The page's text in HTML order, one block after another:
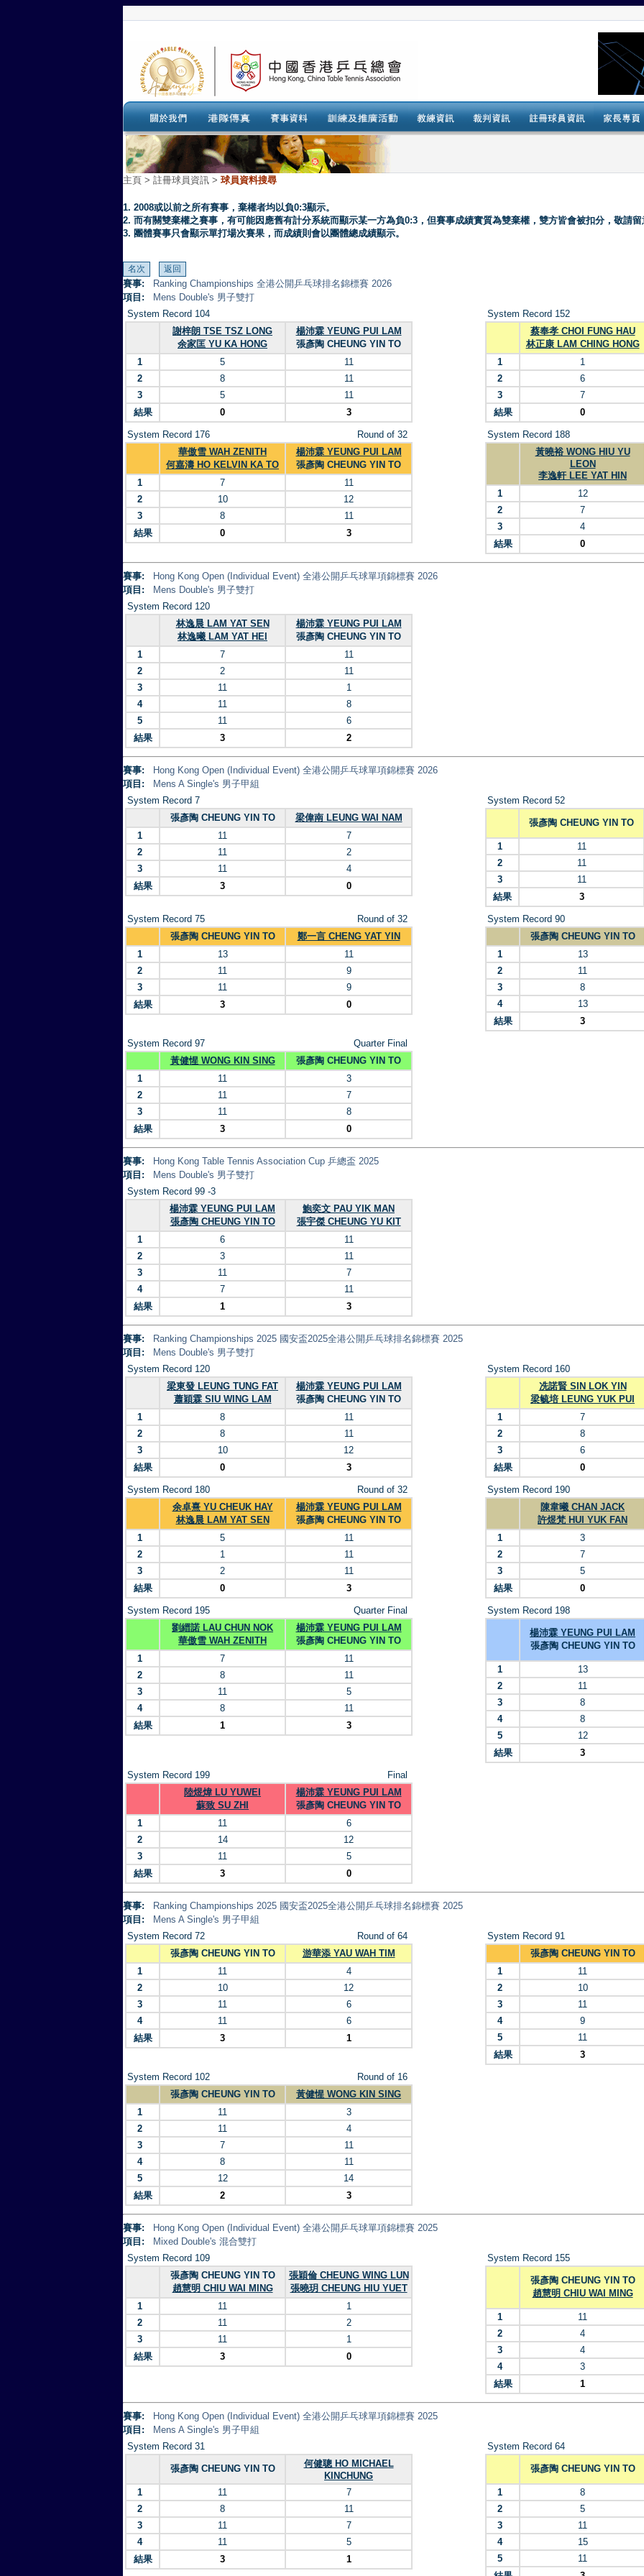
主頁 > 註冊球員資訊 > 球員資料搜尋
1. 2008或以前之所有賽事，棄權者均以負0:3顯示。
2. 而有關雙棄權之賽事，有可能因應舊有計分系統而顯示某一方為負0:3，但賽事成績實質為雙棄權，雙方皆會被扣分，敬請留
3. 團體賽事只會顯示單打場次賽果，而成績則會以團體總成績顯示。
賽事:
Ranking Championships 全港公開乒乓球排名錦標賽 2026
項目:
Mens Double's 男子雙打
System Record 104
謝梓朗 TSE TSZ LONG
余家匡 YU KA HONG
楊沛霖 YEUNG PUI LAM
張彥陶 CHEUNG YIN TO
1
5
11
2
8
11
3
5
11
結果
0 3
System Record 152
蔡奉孝 CHOI FUNG HAU
林正康 LAM CHING HONG
1
1
2
6
3
7
結果
0
System Record 176
Round of 32
華傲雪 WAH ZENITH
何嘉濤 HO KELVIN KA TO
楊沛霖 YEUNG PUI LAM
張彥陶 CHEUNG YIN TO
1
7
11
2
10
12
3
8
11
結果
0 3
System Record 188
黃曉裕 WONG HIU YU
LEON
李逸軒 LEE YAT HIN
1 12
2
7
3
4
結果
0
賽事:
Hong Kong Open (Individual Event) 全港公開乒乓球單項錦標賽 2026
項目:
Mens Double's 男子雙打
System Record 120
林逸晨 LAM YAT SEN
林逸曦 LAM YAT HEI
楊沛霖 YEUNG PUI LAM
張彥陶 CHEUNG YIN TO
1
7
11
2
2
11
3
11
1
4
11
8
5
11
6
結果
3 2
賽事:
Hong Kong Open (Individual Event) 全港公開乒乓球單項錦標賽 2026
項目:
Mens A Single's 男子甲組
System Record 7
張彥陶 CHEUNG YIN TO
梁偉南 LEUNG WAI NAM
1
11
7
2
11
2
3
11
4
結果
3 0
System Record 52
張彥陶 CHEUNG YIN TO
1
11
2
11
3
11
結果
3
System Record 75
Round of 32
張彥陶 CHEUNG YIN TO
鄭一言 CHENG YAT YIN
1
13
11
2
11
9
3
11
9
結果
3 0
System Record 90
張彥陶 CHEUNG YIN TO
1
13
2
11
3
8
4
13
結果
3
System Record 97
Quarter Final
黃健惺 WONG KIN SING
張彥陶 CHEUNG YIN TO
1
11
3
2
11
7
3
11
8
結果
3 0
賽事:
Hong Kong Table Tennis Association Cup 乒總盃 2025
項目:
Mens Double's 男子雙打
System Record 99 -3
楊沛霖 YEUNG PUI LAM
張彥陶 CHEUNG YIN TO
鮑奕文 PAU YIK MAN
張宇傑 CHEUNG YU KIT
1
6
11
2
3
11
3
11
7
4
7
11
結果
1 3
賽事:
Ranking Championships 2025 國安盃2025全港公開乒乓球排名錦標賽 2025
項目:
Mens Double's 男子雙打
System Record 120
梁東發 LEUNG TUNG FAT
蕭穎霖 SIU WING LAM
楊沛霖 YEUNG PUI LAM
張彥陶 CHEUNG YIN TO
1
8
11
2
8
11
3
10
12
結果
0 3
System Record 160
冼諾賢 SIN LOK YIN
梁毓培 LEUNG YUK PUI
1
7
2
8
3
6
結果
0
System Record 180
Round of 32
余卓熹 YU CHEUK HAY
林逸晨 LAM YAT SEN
楊沛霖 YEUNG PUI LAM
張彥陶 CHEUNG YIN TO
1
5
11
2
1
11
3
2
11
結果
0 3
System Record 190
陳韋曦 CHAN JACK
許煜梵 HUI YUK FAN
1
3
2
7
3
5
結果
0
System Record 195
Quarter Final
劉縉諾 LAU CHUN NOK
華傲雪 WAH ZENITH
楊沛霖 YEUNG PUI LAM
張彥陶 CHEUNG YIN TO
1
7
11
2
8
11
3
11
5
4
8
11
結果
1 3
System Record 198
楊沛霖 YEUNG PUI LAM
張彥陶 CHEUNG YIN TO
1
13
2
11
3
8
4
8
5
12
結果
3
System Record 199
Final
陸煜煒 LU YUWEI
蘇致 SU ZHI
楊沛霖 YEUNG PUI LAM
張彥陶 CHEUNG YIN TO
1
11
6
2
14
12
3
11
5
結果
3 0
賽事:
Ranking Championships 2025 國安盃2025全港公開乒乓球排名錦標賽 2025
項目:
Mens A Single's 男子甲組
System Record 72
Round of 64
張彥陶 CHEUNG YIN TO
游華添 YAU WAH TIM
1
11
4
2
10
12
3
11
6
4
11
6
結果
3 1
System Record 91
張彥陶 CHEUNG YIN TO
1
11
2
10
3
11
4
9
5
11
結果
3
System Record 102
Round of 16
張彥陶 CHEUNG YIN TO
黃健惺 WONG KIN SING
1
11
3
2
11
4
3
7
11
4
8
11
5
12
14
結果
2 3
賽事:
Hong Kong Open (Individual Event) 全港公開乒乓球單項錦標賽 2025
項目:
Mixed Double's 混合雙打
System Record 109
張彥陶 CHEUNG YIN TO
趙慧明 CHIU WAI MING
張穎倫 CHEUNG WING LUN
張曉玥 CHEUNG HIU YUET
1
11
1
2
11
2
3
11
1
結果
3 0
System Record 155
張彥陶 CHEUNG YIN TO
趙慧明 CHIU WAI MING
1
11
2
4
3
4
4
3
結果
1
賽事:
Hong Kong Open (Individual Event) 全港公開乒乓球單項錦標賽 2025
項目:
Mens A Single's 男子甲組
System Record 31
張彥陶 CHEUNG YIN TO
何健聰 HO MICHAEL
KINCHUNG
1
11
7
2
8
11
3
11
7
4
11
5
結果
3 1
System Record 64
張彥陶 CHEUNG YIN TO
1
8
2
5
3
11
4
15
5
11